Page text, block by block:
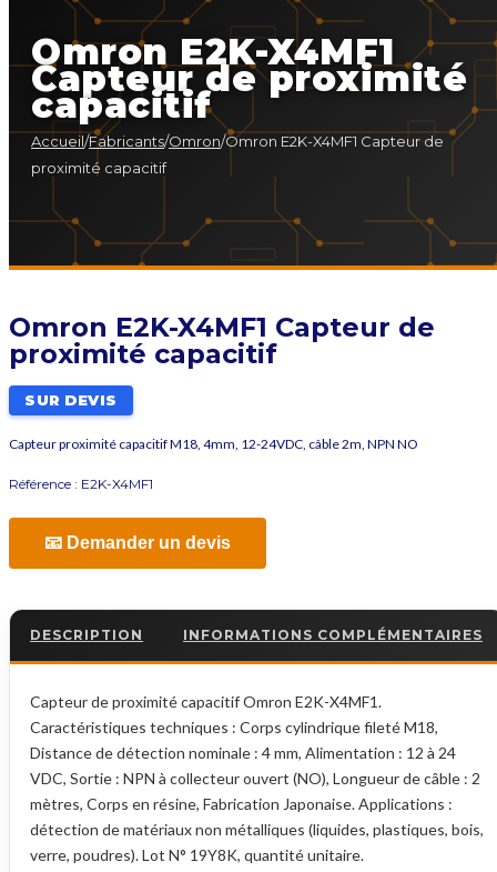
Omron E2K-X4MF1
Capteur de proximité
capacitif
Accueil/Fabricants/Omron/Omron E2K-X4MF1 Capteur de
proximité capacitif
Omron E2K-X4MF1 Capteur de
proximité capacitif
SUR DEVIS
Capteur proximité capacitif M18, 4mm, 12-24VDC, câble 2m, NPN NO
Référence : E2K-X4MF1
📧 Demander un devis
DESCRIPTION INFORMATIONS COMPLÉMENTAIRES
Capteur de proximité capacitif Omron E2K-X4MF1.
Caractéristiques techniques : Corps cylindrique fileté M18,
Distance de détection nominale : 4 mm, Alimentation : 12 à 24
VDC, Sortie : NPN à collecteur ouvert (NO), Longueur de câble : 2
mètres, Corps en résine, Fabrication Japonaise. Applications :
détection de matériaux non métalliques (liquides, plastiques, bois,
verre, poudres). Lot N° 19Y8K, quantité unitaire.